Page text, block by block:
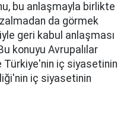
bu anlaşmayla birlikte
da görmek
geri kabul anlaşması
konuyu Avrupalılar
Türkiye'nin iç siyasetinin
iç siyasetinin